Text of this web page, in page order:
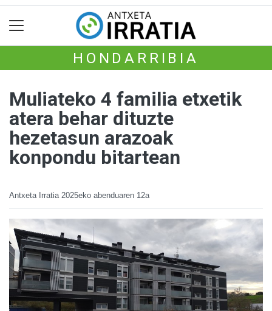
HONDARRIBIA
Muliateko 4 familia etxetik
atera behar dituzte
hezetasun arazoak
konpondu bitartean
Antxeta Irratia 2025eko abenduaren 12a